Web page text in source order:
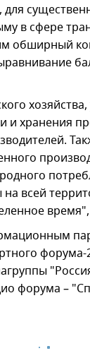
для
в сфере
обширный
и хранения
на всей
форума-
форума –